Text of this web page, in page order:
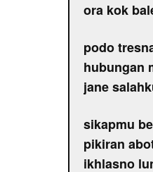
ora kok
podo
hubungan
jane
sikapmu
pikiran
ikhlasno